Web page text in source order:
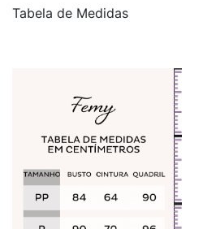
Tabela de Medidas